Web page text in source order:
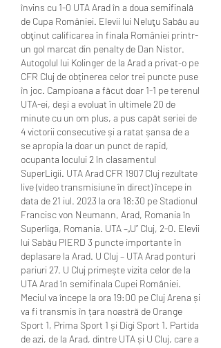
învins cu 1-0 UTA Arad în a doua semifinală
de Cupa României. Elevii lui Neluţu Sabău au
obţinut calificarea în finala României printr-
un gol marcat din penalty de Dan Nistor.
Autogolul lui Kolinger de la Arad a privat-o pe
CFR Cluj de obținerea celor trei puncte puse
în joc. Campioana a făcut doar 1-1 pe terenul
UTA-ei, deși a evoluat în ultimele 20 de
minute cu un om plus, a pus capăt seriei de
4 victorii consecutive și a ratat șansa de a
se apropia la doar un punct de rapid,
ocupanta locului 2 în clasamentul
SuperLigii. UTA Arad CFR 1907 Cluj rezultate
live (video transmisiune în direct) începe in
data de 21 iul. 2023 la ora 18:30 pe Stadionul
Francisc von Neumann, Arad, Romania în
Superliga, Romania. UTA –„U” Cluj, 2-0. Elevii
lui Sabău PIERD 3 puncte importante în
deplasare la Arad. U Cluj – UTA Arad ponturi
pariuri 27. U Cluj primește vizita celor de la
UTA Arad în semifinala Cupei României.
Meciul va începe la ora 19:00 pe Cluj Arena și
va fi transmis în țara noastră de Orange
Sport 1, Prima Sport 1 și Digi Sport 1. Partida
de azi, de la Arad, dintre UTA și U Cluj, care a